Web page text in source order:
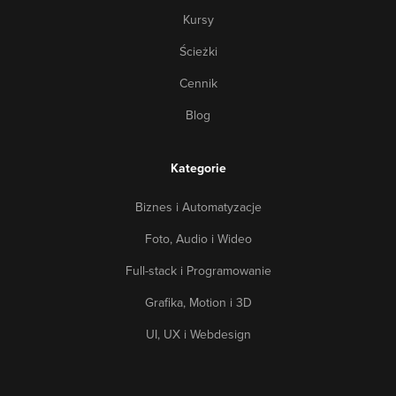
Kursy
Ścieżki
Cennik
Blog
Kategorie
Biznes i Automatyzacje
Foto, Audio i Wideo
Full-stack i Programowanie
Grafika, Motion i 3D
UI, UX i Webdesign